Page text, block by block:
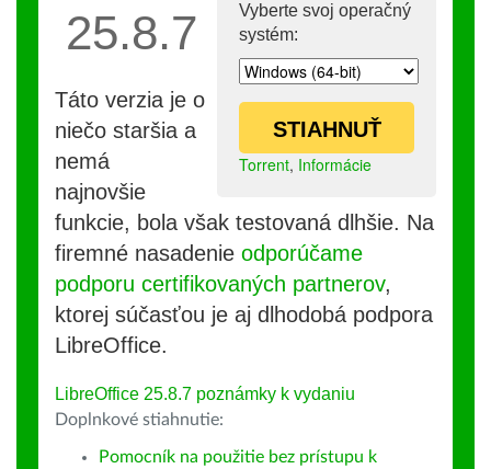
Vyberte svoj operačný
systém:
STIAHNUŤ
Torrent, Informácie
25.8.7
Táto verzia je o
niečo staršia a
nemá
najnovšie
funkcie, bola však testovaná dlhšie. Na
firemné nasadenie odporúčame
podporu certifikovaných partnerov,
ktorej súčasťou je aj dlhodobá podpora
LibreOffice.
LibreOffice 25.8.7 poznámky k vydaniu
Doplnkové stiahnutie:
Pomocník na použitie bez prístupu k